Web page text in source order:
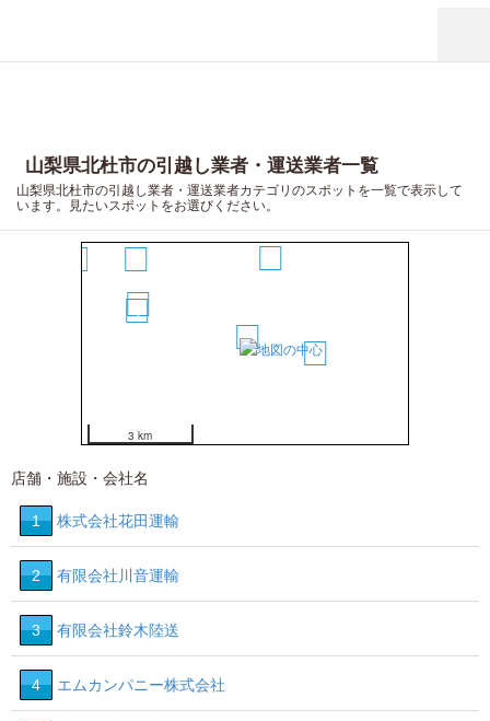
山梨県北杜市の引越し業者・運送業者一覧
山梨県北杜市の引越し業者・運送業者カテゴリのスポットを一覧で表示して
います。見たいスポットをお選びください。
1
3
4
5
7
3 km
店舗・施設・会社名
1 株式会社花田運輸
2 有限会社川音運輸
3 有限会社鈴木陸送
4 エムカンパニー株式会社